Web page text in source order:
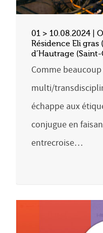
01 > 10.08.2024 |
Résidence Eli gras
d’Hautrage
Comme beaucoup
multi/
échappe aux
conjugue en
entrecroise…